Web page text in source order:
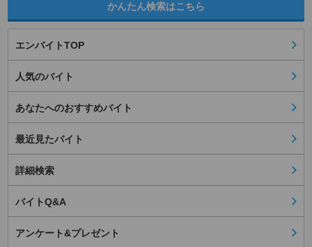
かんたん検索はこちら
エンバイトTOP
人気のバイト
あなたへのおすすめバイト
最近見たバイト
詳細検索
バイトQ&A
アンケート&プレゼント